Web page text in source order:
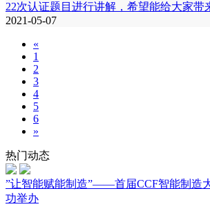
22次认证题目进行讲解，希望能给大家带
2021-05-07
«
1
2
3
4
5
6
»
热门动态
”让智能赋能制造”——首届CCF智能制造
功举办